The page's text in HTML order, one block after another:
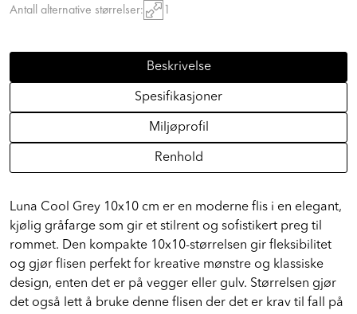
Antall alternative størrelser: 1
Beskrivelse
Spesifikasjoner
Miljøprofil
Renhold
Luna Cool Grey 10x10 cm er en moderne flis i en elegant,
kjølig gråfarge som gir et stilrent og sofistikert preg til
rommet. Den kompakte 10x10-størrelsen gir fleksibilitet
og gjør flisen perfekt for kreative mønstre og klassiske
design, enten det er på vegger eller gulv. Størrelsen gjør
det også lett å bruke denne flisen der det er krav til fall på